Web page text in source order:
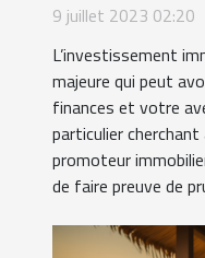
9 juillet 2023 02:20
L’investissement
majeure qui peut
finances et votre
particulier
promoteur
de faire preuve de